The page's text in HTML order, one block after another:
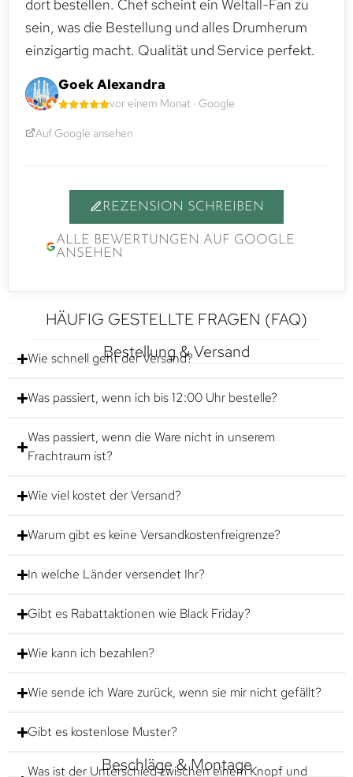
dort bestellen. Chef scheint ein Weltall-Fan zu
sein, was die Bestellung und alles Drumherum
einzigartig macht. Qualität und Service perfekt.
Goek Alexandra
vor einem Monat · Google
Auf Google ansehen
REZENSION SCHREIBEN
ALLE BEWERTUNGEN AUF GOOGLE
ANSEHEN
HÄUFIG GESTELLTE FRAGEN (FAQ)
Bestellung & Versand
Wie schnell geht der Versand?
Was passiert, wenn ich bis 12:00 Uhr bestelle?
Was passiert, wenn die Ware nicht in unserem
Frachtraum ist?
Wie viel kostet der Versand?
Warum gibt es keine Versandkostenfreigrenze?
In welche Länder versendet Ihr?
Gibt es Rabattaktionen wie Black Friday?
Wie kann ich bezahlen?
Wie sende ich Ware zurück, wenn sie mir nicht gefällt?
Gibt es kostenlose Muster?
Beschläge & Montage
Was ist der Unterschied zwischen einem Knopf und